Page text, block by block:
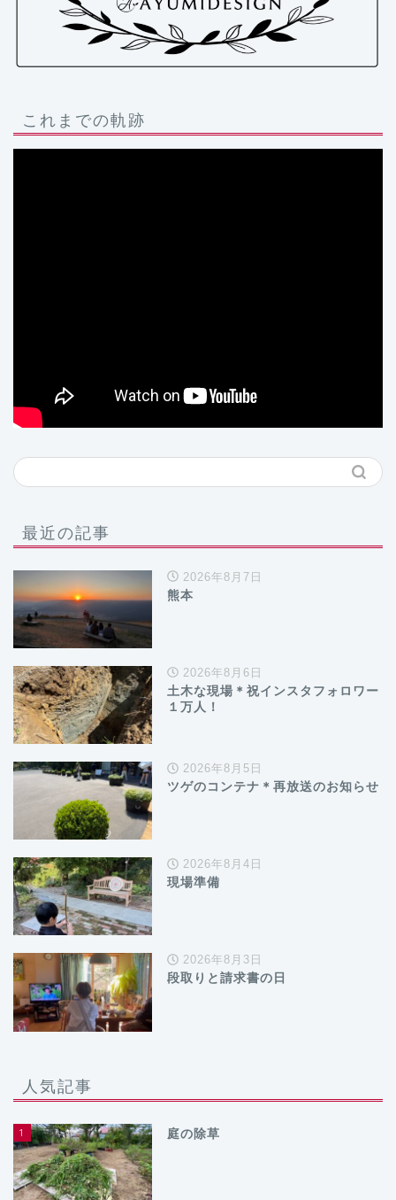
これまでの軌跡
最近の記事
2026年8月7日
熊本
2026年8月6日
土木な現場＊祝インスタフォロワー
１万人！
2026年8月5日
ツゲのコンテナ＊再放送のお知らせ
2026年8月4日
現場準備
2026年8月3日
段取りと請求書の日
人気記事
1 庭の除草